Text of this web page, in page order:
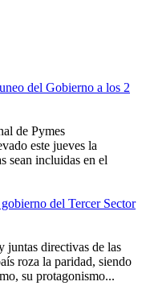
del Gobierno a los 2
de Pymes
este jueves la
sean incluidas en el
del Tercer Sector
juntas directivas de las
roza la paridad, siendo
su protagonismo...